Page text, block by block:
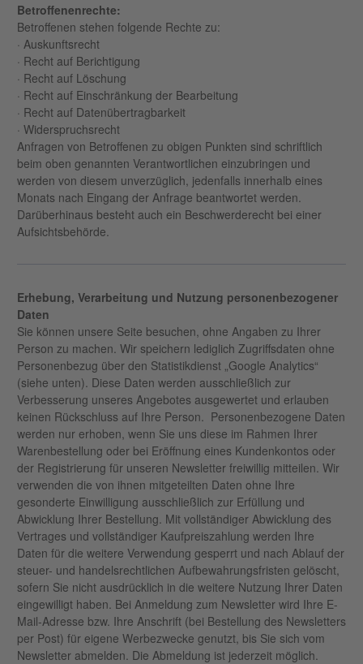
Betroffenenrechte:
Betroffenen stehen folgende Rechte zu:
· Auskunftsrecht
· Recht auf Berichtigung
· Recht auf Löschung
· Recht auf Einschränkung der Bearbeitung
· Recht auf Datenübertragbarkeit
· Widerspruchsrecht
Anfragen von Betroffenen zu obigen Punkten sind schriftlich
beim oben genannten Verantwortlichen einzubringen und
werden von diesem unverzüglich, jedenfalls innerhalb eines
Monats nach Eingang der Anfrage beantwortet werden.
Darüberhinaus besteht auch ein Beschwerderecht bei einer
Aufsichtsbehörde.
Erhebung, Verarbeitung und Nutzung personenbezogener
Daten
Sie können unsere Seite besuchen, ohne Angaben zu Ihrer
Person zu machen. Wir speichern lediglich Zugriffsdaten ohne
Personenbezug über den Statistikdienst „Google Analytics“
(siehe unten). Diese Daten werden ausschließlich zur
Verbesserung unseres Angebotes ausgewertet und erlauben
keinen Rückschluss auf Ihre Person. Personenbezogene Daten
werden nur erhoben, wenn Sie uns diese im Rahmen Ihrer
Warenbestellung oder bei Eröffnung eines Kundenkontos oder
der Registrierung für unseren Newsletter freiwillig mitteilen. Wir
verwenden die von ihnen mitgeteilten Daten ohne Ihre
gesonderte Einwilligung ausschließlich zur Erfüllung und
Abwicklung Ihrer Bestellung. Mit vollständiger Abwicklung des
Vertrages und vollständiger Kaufpreiszahlung werden Ihre
Daten für die weitere Verwendung gesperrt und nach Ablauf der
steuer- und handelsrechtlichen Aufbewahrungsfristen gelöscht,
sofern Sie nicht ausdrücklich in die weitere Nutzung Ihrer Daten
eingewilligt haben. Bei Anmeldung zum Newsletter wird Ihre E-
Mail-Adresse bzw. Ihre Anschrift (bei Bestellung des Newsletters
per Post) für eigene Werbezwecke genutzt, bis Sie sich vom
Newsletter abmelden. Die Abmeldung ist jederzeit möglich.